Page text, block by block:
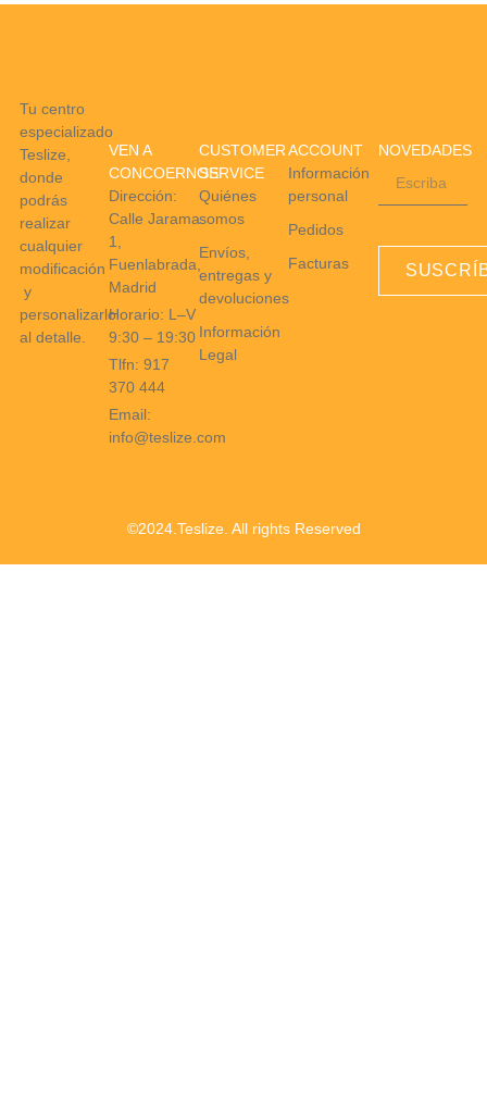
Tu centro
especializado
Teslize,
donde
podrás
realizar
cualquier
modificación
y
personalizarlo
al detalle.
VEN A
CONCOERNOS
Dirección:
Calle Jarama
1,
Fuenlabrada,
Madrid
Horario: L–V
9:30 – 19:30
Tlfn: 917
370 444
Email:
info@teslize.com
CUSTOMER
SERVICE
Quiénes
somos
Envíos,
entregas y
devoluciones
Información
Legal
ACCOUNT
Información
personal
Pedidos
Facturas
NOVEDADES
©2024.Teslize. All rights Reserved